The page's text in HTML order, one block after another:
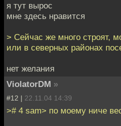
я тут вырос
мне здесь нравится
> Сейчас же много строят,
или в северных районах
нет желания
ViolatorDM »
#12 | 22.11.04 14:39
># 4 sam> по моему ниче